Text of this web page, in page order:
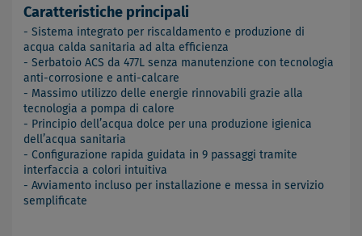
Caratteristiche principali
- Sistema integrato per riscaldamento e produzione di
acqua calda sanitaria ad alta efficienza
- Serbatoio ACS da 477L senza manutenzione con tecnologia
anti-corrosione e anti-calcare
- Massimo utilizzo delle energie rinnovabili grazie alla
tecnologia a pompa di calore
- Principio dell’acqua dolce per una produzione igienica
dell’acqua sanitaria
- Configurazione rapida guidata in 9 passaggi tramite
interfaccia a colori intuitiva
- Avviamento incluso per installazione e messa in servizio
semplificate